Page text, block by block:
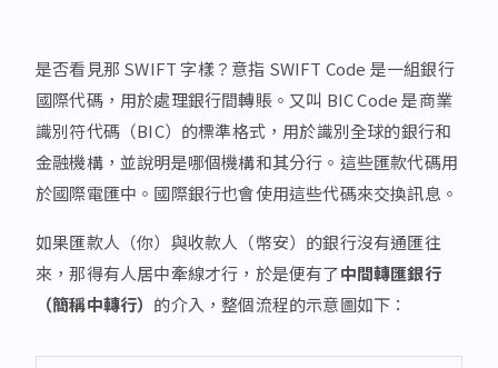
是否看見那 SWIFT 字樣？意指 SWIFT Code 是一組銀行
國際代碼，用於處理銀行間轉賬。又叫 BIC Code 是商業
識別符代碼（BIC）的標準格式，用於識別全球的銀行和
金融機構，並說明是哪個機構和其分行。這些匯款代碼用
於國際電匯中。國際銀行也會使用這些代碼來交換訊息。
如果匯款人（你）與收款人（幣安）的銀行沒有通匯往
來，那得有人居中牽線才行，於是便有了中間轉匯銀行
（簡稱中轉行） 的介入，整個流程的示意圖如下：